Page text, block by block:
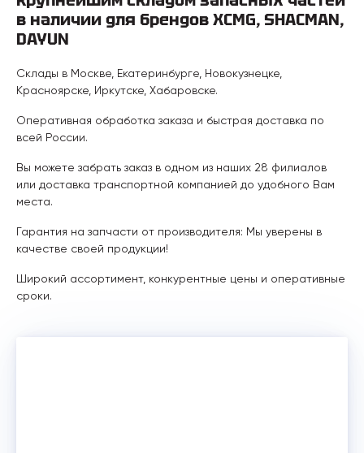
в наличии для брендов XCMG, SHACMAN,
DAYUN
Склады в Москве, Екатеринбурге, Новокузнецке,
Красноярске, Иркутске, Хабаровске.
Оперативная обработка заказа и быстрая доставка по
всей России.
Вы можете забрать заказ в одном из наших 28 филиалов
или доставка транспортной компанией до удобного Вам
места.
Гарантия на запчасти от производителя: Мы уверены в
качестве своей продукции!
Широкий ассортимент, конкурентные цены и оперативные
сроки.